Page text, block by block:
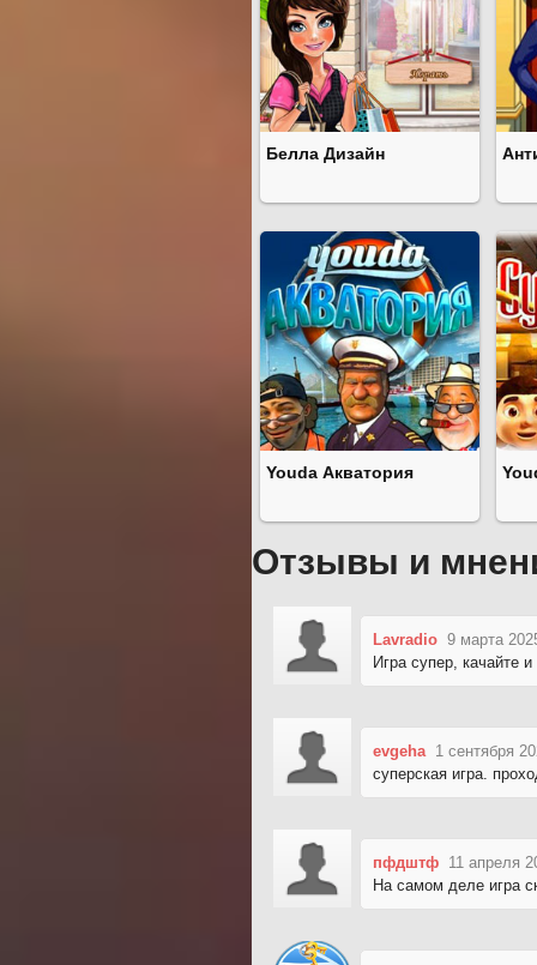
Белла Дизайн
Youda Акватория
Отзывы и
Lavradio 9 марта
Игра супер, качайте
evgeha 1 сентября
суперская игра.
пфдштф 11 апреля
На самом деле игра